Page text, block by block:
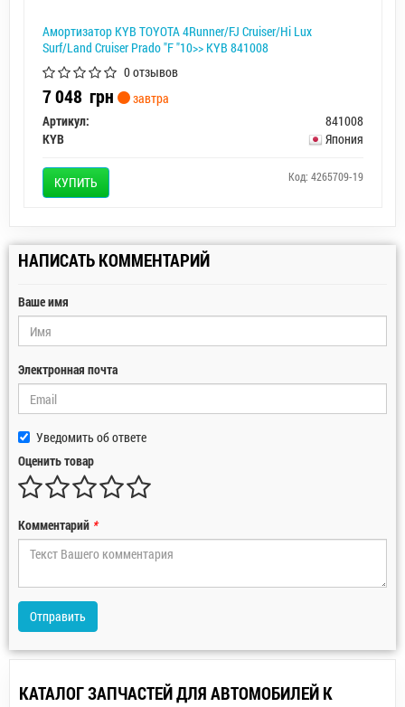
Амортизатор KYB TOYOTA 4Runner/FJ Cruiser/Hi Lux
Surf/Land Cruiser Prado "F "10>> KYB 841008
0 отзывов
7 048 грн
завтра
Артикул:
841008
KYB
Япония
КУПИТЬ Код: 4265709-19
НАПИСАТЬ КОММЕНТАРИЙ
Ваше имя
Электронная почта
Уведомить об ответе
Оценить товар
Комментарий *
Отправить
КАТАЛОГ ЗАПЧАСТЕЙ ДЛЯ АВТОМОБИЛЕЙ К